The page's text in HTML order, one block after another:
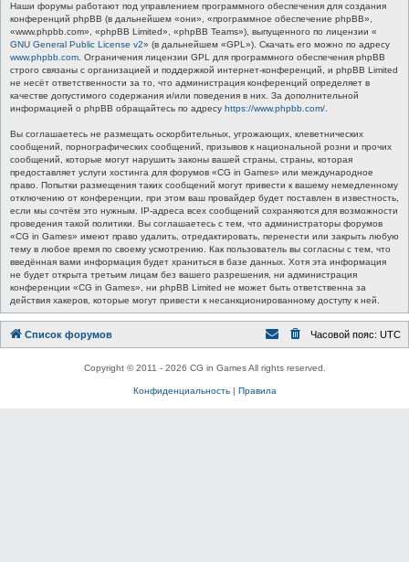
Наши форумы работают под управлением программного обеспечения для создания
конференций phpBB (в дальнейшем «они», «программное обеспечение phpBB»,
«www.phpbb.com», «phpBB Limited», «phpBB Teams»), выпущенного по лицензии «
GNU General Public License v2» (в дальнейшем «GPL»). Скачать его можно по адресу
www.phpbb.com . Ограничения лицензии GPL для программного обеспечения phpBB
строго связаны с организацией и поддержкой интернет-конференций, и phpBB Limited
не несёт ответственности за то, что администрация конференций определяет в
качестве допустимого содержания и/или поведения в них. За дополнительной
информацией о phpBB обращайтесь по адресу https://www.phpbb.com/
Вы соглашаетесь не размещать оскорбительных, угрожающих, клеветнических
сообщений, порнографических сообщений, призывов к национальной розни и прочих
сообщений, которые могут нарушить законы вашей страны, страны, которая
предоставляет услуги хостинга для форумов «CG in Games» или международное
право. Попытки размещения таких сообщений могут привести к вашему немедленному
отключению от конференции, при этом ваш провайдер будет поставлен в известность,
если мы сочтём это нужным. IP-адреса всех сообщений сохраняются для возможности
проведения такой политики. Вы соглашаетесь с тем, что администраторы форумов
«CG in Games» имеют право удалить, отредактировать, перенести или закрыть любую
тему в любое время по своему усмотрению. Как пользователь вы согласны с тем, что
введённая вами информация будет храниться в базе данных. Хотя эта информация
не будет открыта третьим лицам без вашего разрешения, ни администрация
конференции «CG in Games», ни phpBB Limited не может быть ответственна за
действия хакеров, которые могут привести к несанкционированному доступу к ней.
Список форумов Часовой пояс: UTC
Copyright © 2011 - 2026 CG in Games All rights reserved.
Конфиденциальность| Правила